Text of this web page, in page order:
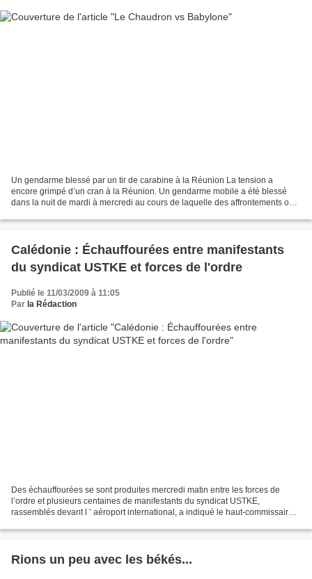
Un gendarme blessé par un tir de carabine à la Réunion La tension a
encore grimpé d’un cran à la Réunion. Un gendarme mobile a été blessé
dans la nuit de mardi à mercredi au cours de laquelle des affrontements ont
Calédonie : Échauffourées entre manifestants
du syndicat USTKE et forces de l'ordre
Publié le 11/03/2009 à 11:05
Par la Rédaction
Des échauffourées se sont produites mercredi matin entre les forces de
l’ordre et plusieurs centaines de manifestants du syndicat USTKE,
rassemblés devant l ’ aéroport international, a indiqué le haut-commissaire
Rions un peu avec les békés...